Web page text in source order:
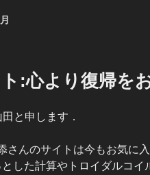
:心より復帰を
と申します．
さんのサイトは今もお気に
した計算やトロイダルコイ